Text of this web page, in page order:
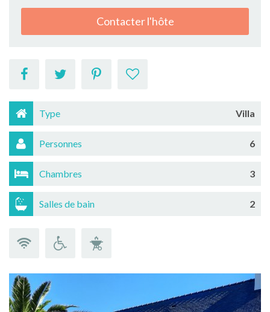
Contacter l'hôte
Type Villa
Personnes 6
Chambres 3
Salles de bain 2